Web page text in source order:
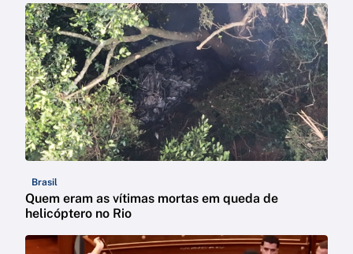
Brasil
Quem eram as vítimas mortas em queda de
helicóptero no Rio